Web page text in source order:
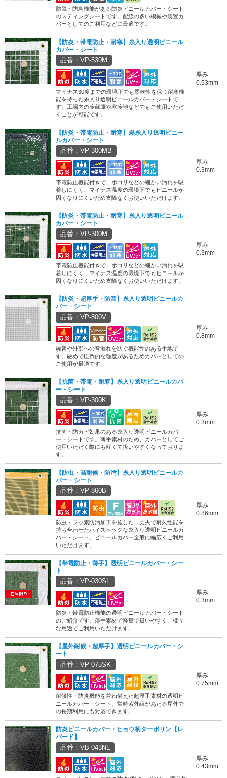
防鼠・防鳥機能がある防炎ビニールカバー・シート
のスティングシートです。配線の多い機械や装置カ
バーとしてのご利用などに最適です。
【防炎・帯電防止・耐寒】糸入り透明ビニール
カバー・シート
品番：VP-530M
マイナス30度までの環境下でも柔軟性を保つ耐寒機
能を持った糸入り透明ビニールカバー・シートで
す。工場内の冷蔵庫や寒冷地などでもご使用いただ
くことが可能です。
厚み
0.53mm
【防炎・帯電防止・耐寒】黒糸入り透明ビニー
ルカバー・シート
品番：VP-300MB
帯電防止機能付きで、ホコリなどの細かい汚れを吸
着しにくく、マイナス温度の環境下でもビニールが
固くなりにくいため支障なくお使いいただけます。
厚み
0.3mm
【防炎・帯電防止・耐寒】糸入り透明ビニール
カバー・シート
品番：VP-300M
帯電防止機能付きで、ホコリなどの細かい汚れを吸
着しにくく、マイナス温度の環境下でもビニールが
固くなりにくいため支障なくお使いいただけます。
厚み
0.3mm
【防炎・超厚手・防音】糸入り透明ビニールカ
バー・シート
品番：VP-800V
騒音や外部への音漏れを防ぐ機能性のある生地で
す。硬めで圧倒的な強度があるためカバーとしての
ご使用が最適です。
厚み
0.8mm
【抗菌・帯電・耐寒】糸入り透明ビニールカバ
ー・シート
品番：VP-300K
抗菌・防カビ効果のある糸入り透明ビニールカバ
ー・シートです。薄手素材のため、カバーとしてご
使用いただく際にも軽くて扱いやすくなっておりま
す。
厚み
0.3mm
【防虫・高耐候・防汚】糸入り透明ビニールカ
バー・シート
品番：VP-860B
防虫・フッ素防汚加工を施した、丈夫で耐久性能を
持ち合わせたハイスペックな糸入り透明ビニールカ
バー・シート。ビニールカバー全般に幅広くご利用
いただけます。
厚み
0.86mm
【帯電防止・薄手】透明ビニールカバー・シー
ト
品番：VP-030SL
防炎・帯電防止機能の透明ビニールカバー・シート
のご紹介です。薄手素材で軽量で扱いやすく、様々
な用途でご利用いただけます。
厚み
0.3mm
【屋外耐候・超厚手】透明ビニールカバー・シ
ート
品番：VP-075SK
耐候性・防炎機能を兼ね備えた超厚手素材の透明ビ
ニールカバー・シート。常時紫外線があたる屋外で
の長期利用にも対応できます。
厚み
0.75mm
防炎ビニールカバー・ヒョウ柄ターポリン【レ
パード】
品番：VB-043NL
厚み
0.43mm